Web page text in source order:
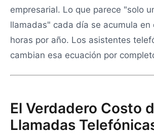
empresarial. Lo que parece "solo
llamadas" cada día se acumula en
horas por año. Los asistentes
cambian esa ecuación por
El Verdadero Costo
Llamadas